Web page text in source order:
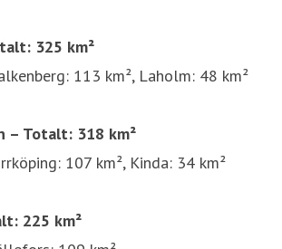
325 km²
113 km², Laholm: 48 km²
– Totalt: 318 km²
107 km², Kinda: 34 km²
225 km²